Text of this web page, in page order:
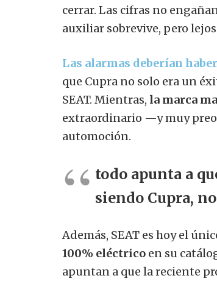
cerrar. Las cifras no
auxiliar sobrevive, pero
Las alarmas deberían
que Cupra no solo era un
SEAT. Mientras, la marca
extraordinario —y muy
automoción.
todo apunta a
siendo Cupra,
Además, SEAT es hoy el
100% eléctrico en su
apuntan a que la reciente